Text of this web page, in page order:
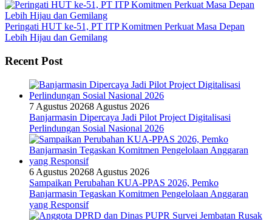
Peringati HUT ke-51, PT ITP Komitmen Perkuat Masa Depan
Lebih Hijau dan Gemilang
Recent Post
7 Agustus 20268 Agustus 2026
Banjarmasin Dipercaya Jadi Pilot Project Digitalisasi
Perlindungan Sosial Nasional 2026
6 Agustus 20268 Agustus 2026
Sampaikan Perubahan KUA-PPAS 2026, Pemko
Banjarmasin Tegaskan Komitmen Pengelolaan Anggaran
yang Responsif